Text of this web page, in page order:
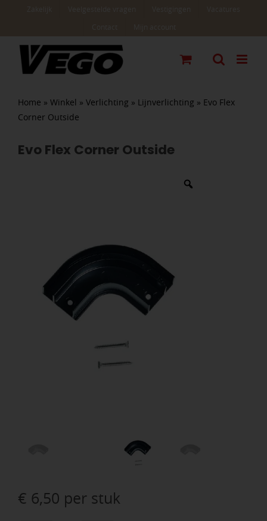
Home » Winkel » Verlichting » Lijnverlichting » Evo Flex
Corner Outside
Evo Flex Corner Outside
€ 6,50 per stuk